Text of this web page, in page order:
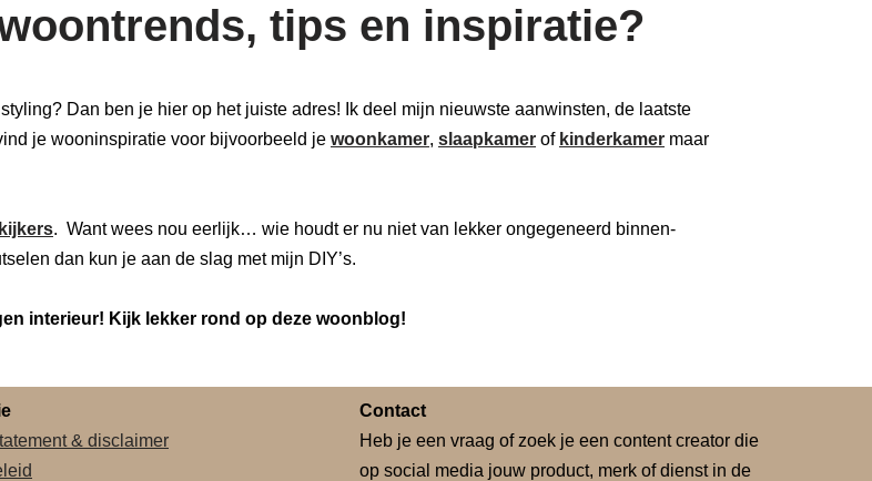
tips en inspiratie?
Dan ben je hier op het juiste adres! Ik deel mijn nieuwste aanwinsten, de laatste
je wooninspiratie voor bijvoorbeeld je woonkamer, slaapkamer of kinderkamer maar
. Want wees nou eerlijk… wie houdt er nu niet van lekker ongegeneerd binnen-
dan kun je aan de slag met mijn DIY’s.
interieur! Kijk lekker rond op deze woonblog!
& disclaimer
Contact
Heb je een vraag of zoek je een content creator die
op social media jouw product, merk of dienst in de